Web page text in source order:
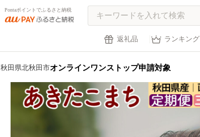
Pontaポイントでふるさと納税
返礼品 ランキング
秋田県北秋田市オンラインワンストップ申請対象